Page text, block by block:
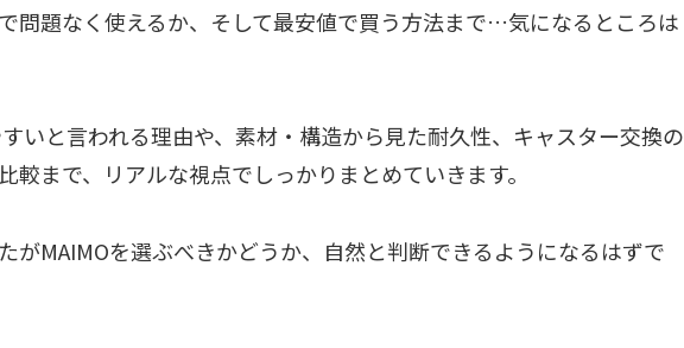
問題なく使えるか、そして最安値で買う方法まで…気になるところは
いと言われる理由や、素材・構造から見た耐久性、キャスター交換の
較まで、リアルな視点でしっかりまとめていきます。
がMAIMOを選ぶべきかどうか、自然と判断できるようになるはずで